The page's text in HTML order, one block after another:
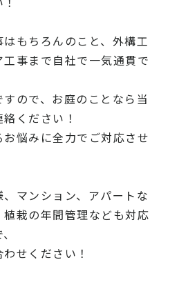
もちろんのこと、 外構工
事まで自社で一気通貫で
ので、 お庭のことなら当
ください！
悩みに全力でご対応させ
マンション、アパートな
植栽の年間管理なども対応
せください！